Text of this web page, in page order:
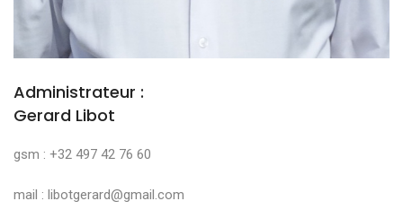
Administrateur :
Gerard Libot
gsm : +32 497 42 76 60
mail : libotgerard@gmail.com